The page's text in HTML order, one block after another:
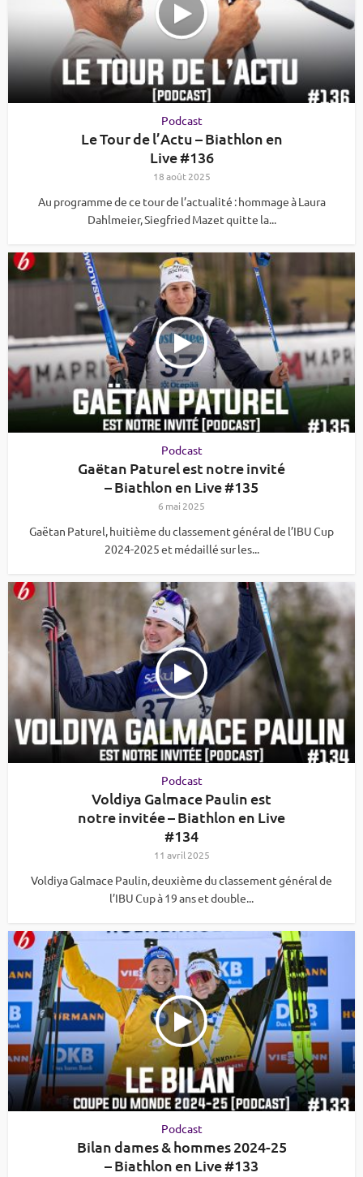
Podcast
Le Tour de l’Actu – Biathlon en
Live #136
18 août 2025
Au programme de ce tour de l’actualité : hommage à Laura
Dahlmeier, Siegfried Mazet quitte la...
Podcast
Gaëtan Paturel est notre invité
– Biathlon en Live #135
6 mai 2025
Gaëtan Paturel, huitième du classement général de l’IBU Cup
2024-2025 et médaillé sur les...
Podcast
Voldiya Galmace Paulin est
notre invitée – Biathlon en Live
#134
11 avril 2025
Voldiya Galmace Paulin, deuxième du classement général de
l’IBU Cup à 19 ans et double...
Podcast
Bilan dames & hommes 2024-25
– Biathlon en Live #133